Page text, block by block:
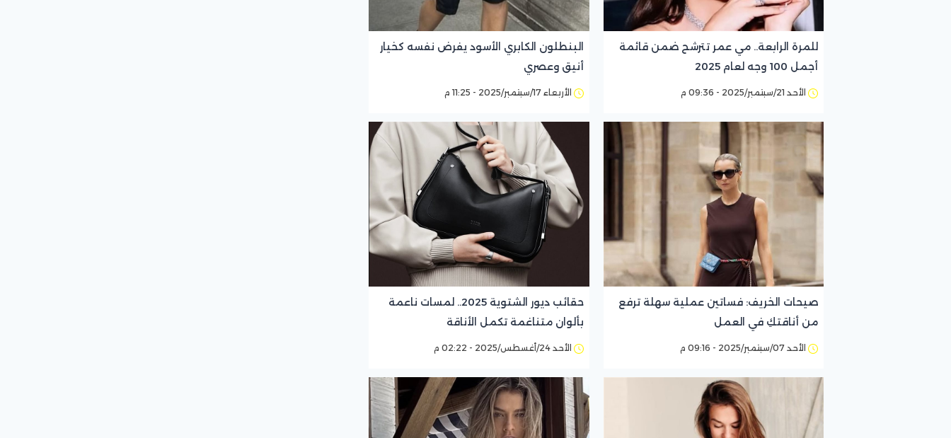
للمرة الرابعة.. مي عمر تترشح ضمن قائمة
أجمل 100 وجه لعام 2025
الأحد 21/سبتمبر/2025 - 09:36 م
البنطلون الكابري الأسود يفرض نفسه كخيار
أنيق وعصري
الأربعاء 17/سبتمبر/2025 - 11:25 م
صيحات الخريف: فساتين عملية سهلة ترفع
من أناقتكِ في العمل
الأحد 07/سبتمبر/2025 - 09:16 م
حقائب ديور الشتوية 2025.. لمسات ناعمة
بألوان متناغمة تكمل الأناقة
الأحد 24/أغسطس/2025 - 02:22 م